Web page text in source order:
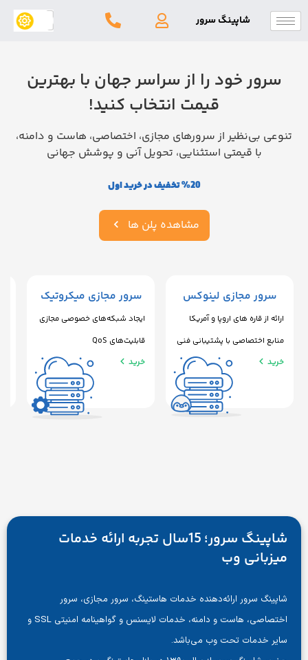
شاپینگ سرور
خود را از سراسر جهان با بهترین
قیمت انتخاب کنید!
از سرورهای مجازی، اختصاصی، هاست و دامنه،
با قیمتی استثنایی، تحویل آنی و پوشش جهانی
مشاهده پلن ها
مجازی لینوکس
قاره های اروپا و آمریکا
با پشتیبانی فنی
سرور مجازی میکروتیک
ایجاد شبکه‌های خصوصی مجازی
قابلیت‌های QoS
خرید
قابل ارائه از 13 کشور از جمله هلند
خرید
شاپینگ سرور؛ 15سال تجربه ارائه خدمات
وب
سرور ارائه‌دهنده خدمات هاستینگ، سرور مجازی، سرور
اختصاصی، هاست و دامنه، خدمات لایسنس و گواهینامه امنیتی SSL و
تحت وب می‌باشد.